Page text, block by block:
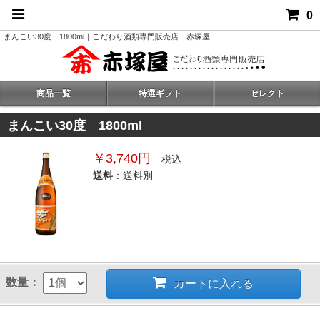
0
まんこい30度 1800ml｜こだわり酒類専門販売店 赤塚屋
商品一覧 特選ギフト セレクト
まんこい30度 1800ml
￥3,740円
税込
送料 ：送料別
数量： カートに入れる